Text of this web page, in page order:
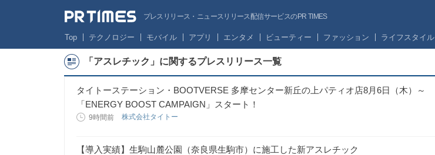
プレスリリース・ニュースリリース配信サービスのPR TIMES
Top テクノロジー モバイル アプリ エンタメ ビューティー ファッション ライフスタイル
「アスレチック」に関するプレスリリース一覧
タイトーステーション・BOOTVERSE 多摩センター新丘の上パティオ店8月6日（木）～
「ENERGY BOOST CAMPAIGN」スタート！
9時間前 株式会社タイトー
【導入実績】生駒山麓公園（奈良県生駒市）に施工した新アスレチック